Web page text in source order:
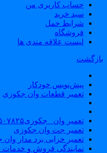
حساب کاربری من
سبد خرید
شرایط حمل
فروشگاه
لیست علاقه مندی ها
پیش‌نویس خودکار
تعمیر قطعات وان جکوزی
تعمیر وان _جکوزی۰۹۱۲۱۵۰۷۸۲۵
تعمیر جت وان جکوزی
تعمیر خرابی برد مدار وان
نمایندگی فروش و خدمات